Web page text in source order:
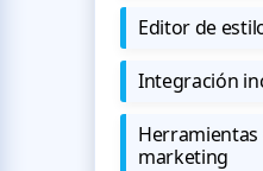
Editor de
Integración
Herramientas
marketing